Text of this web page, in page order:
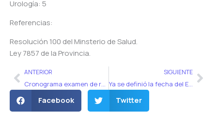
Urología: 5
Referencias:
Resolución 100 del Minsterio de Salud.
Ley 7857 de la Provincia.
AntANTERIOR
Cronograma examen de residencias médicas Ciudad Autónoma de Buenos Aires 2018
SIGUIENTE
Ya se definió la fecha del Examen Unificado UBA 2018
Facebook Twitter